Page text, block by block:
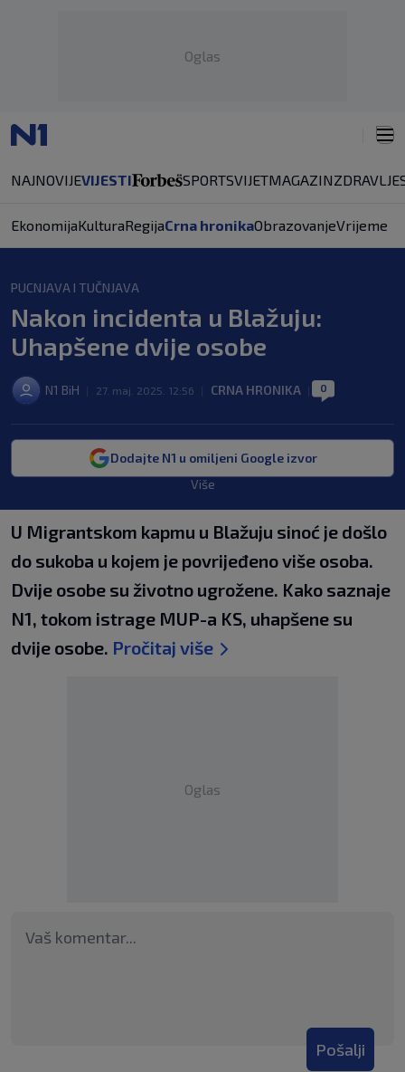
Oglas
NAJNOVIJEVIJESTI SPORTSVIJETMAGAZINZDRAVLJE
EkonomijaKulturaRegijaCrna hronikaObrazovanjeVrijeme
PUCNJAVA I TUČNJAVA
Nakon incidenta u Blažuju:
Uhapšene dvije osobe
N1 BiH 27. maj. 2025. 12:56 CRNA HRONIKA 0
Dodajte N1 u omiljeni Google izvor
Više
U Migrantskom kapmu u Blažuju sinoć je došlo
do sukoba u kojem je povrijeđeno više osoba.
Dvije osobe su životno ugrožene. Kako saznaje
N1, tokom istrage MUP-a KS, uhapšene su
dvije osobe. Pročitaj više
Oglas
Pošalji